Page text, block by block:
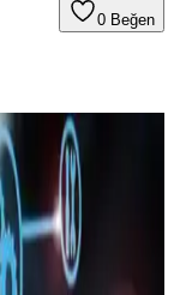
0 Beğen
Güvenlik
teknolojilerle
çocukların